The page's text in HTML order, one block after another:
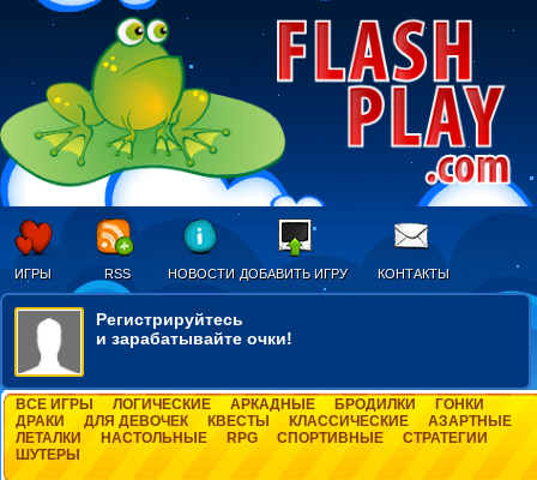
ИГРЫ RSS НОВОСТИ ДОБАВИТЬ ИГРУ КОНТАКТЫ
Регистрируйтесь
и зарабатывайте очки!
ВСЕ ИГРЫ ЛОГИЧЕСКИЕ АРКАДНЫЕ БРОДИЛКИ
ГОНКИ
ДРАКИ
ДЛЯ ДЕВОЧЕК КВЕСТЫ КЛАССИЧЕСКИЕ
АЗАРТНЫЕ
ЛЕТАЛКИ
НАСТОЛЬНЫЕ RPG СПОРТИВНЫЕ
СТРАТЕГИИ
ШУТЕРЫ